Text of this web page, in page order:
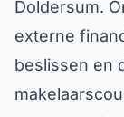
Doldersum.
externe
beslissen en